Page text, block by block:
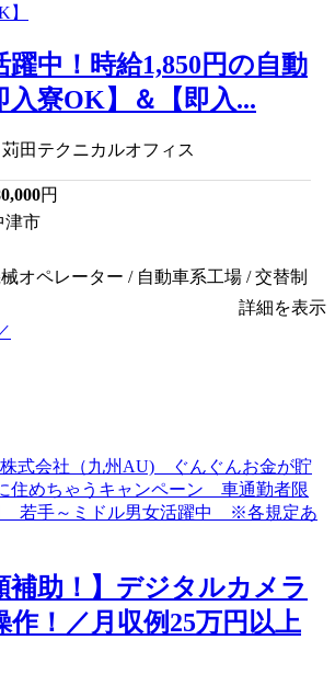
躍中！時給1,850円の自動
入寮OK】＆【即入...
苅田テクニカルオフィス
円
津市
オペレーター / 自動車系工場 / 交替制
詳細を表示
補助！】デジタルカメラ
作！／月収例25万円以上